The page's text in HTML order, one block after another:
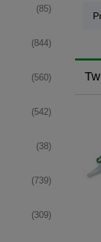
(85)
(844)
(560)
(542)
(38)
(739)
(309)